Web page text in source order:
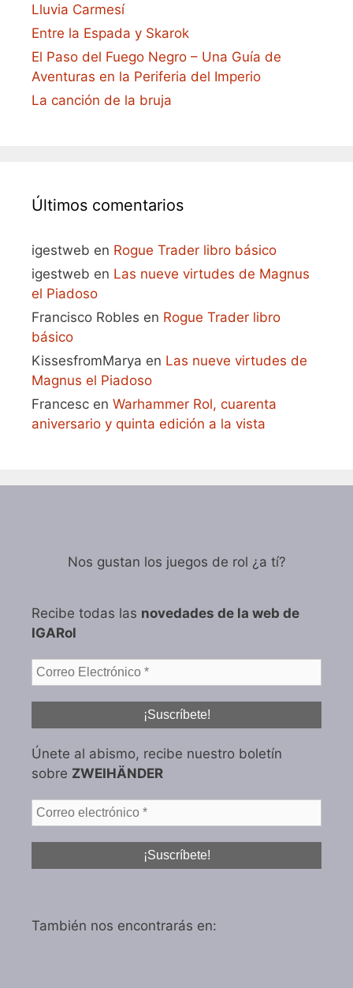
Lluvia Carmesí
Entre la Espada y Skarok
El Paso del Fuego Negro – Una Guía de
Aventuras en la Periferia del Imperio
La canción de la bruja
Últimos comentarios
igestweb en Rogue Trader libro básico
igestweb en Las nueve virtudes de Magnus
el Piadoso
Francisco Robles en Rogue Trader libro
básico
KissesfromMarya en Las nueve virtudes de
Magnus el Piadoso
Francesc en Warhammer Rol, cuarenta
aniversario y quinta edición a la vista
Nos gustan los juegos de rol ¿a tí?
Recibe todas las novedades de la web de
IGARol
Únete al abismo, recibe nuestro boletín
sobre ZWEIHÄNDER
También nos encontrarás en: